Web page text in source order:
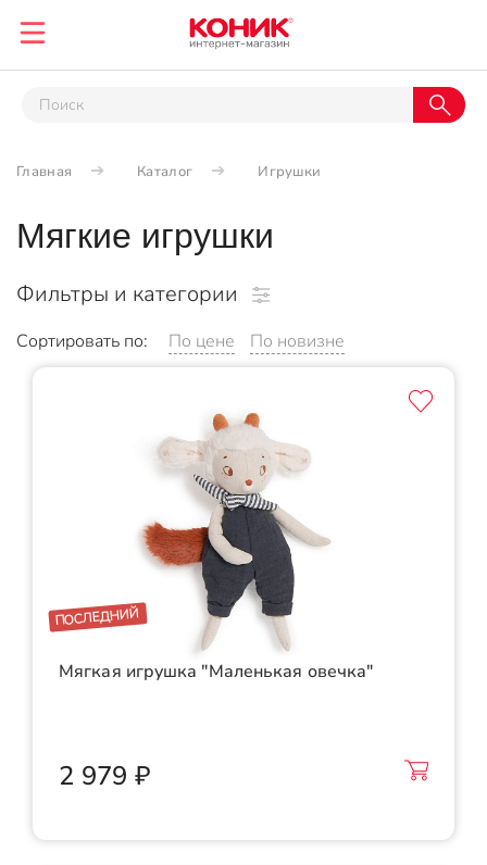
Главная Каталог Игрушки
Мягкие игрушки
Фильтры и категории
Сортировать по: По цене По новизне
ПОСЛЕДНИЙ
Мягкая игрушка "Маленькая овечка"
2 979 ₽